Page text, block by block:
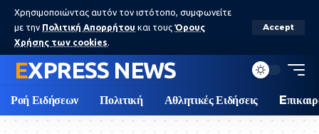
Χρησιμοποιώντας αυτόν τον ιστότοπο, συμφωνείτε
με την Πολιτική Απορρήτου και τους Όρους
Χρήσης των cookies.
Accept
EXPRESS NEWS
Ροή Ειδήσεων Πολιτική Αθλητικές Ειδήσεις